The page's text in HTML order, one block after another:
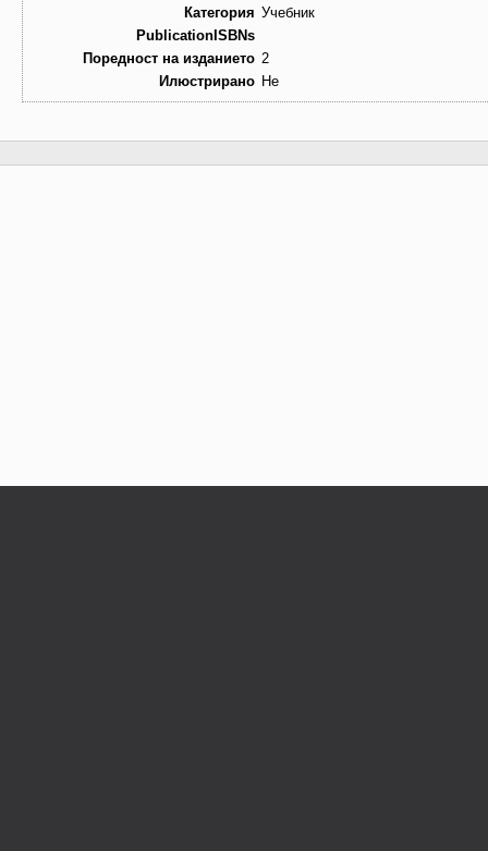
Категория Учебник
PublicationISBNs
Поредност на изданието 2
Илюстрирано Не